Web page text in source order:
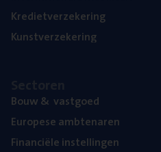
Kre­diet­ver­ze­ke­ring
Kunst­ver­ze­ke­ring
Bouw& vastgoed
Euro­pe­se ambtenaren
Finan­ci­ë­le instellingen